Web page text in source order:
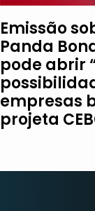
Emissão
Panda
pode abrir
empresas
projeta